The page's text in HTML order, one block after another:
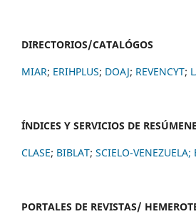
DIRECTORIOS/CATALÓGOS
MIAR; ERIHPLUS; DOAJ; REVENCYT;
ÍNDICES Y SERVICIOS DE
CLASE; BIBLAT; SCIELO-VENEZUELA;
PORTALES DE REVISTAS/